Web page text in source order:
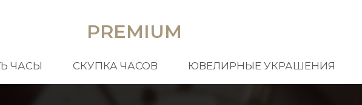
PREMIUM
ЧАСЫ СКУПКА ЧАСОВ ЮВЕЛИРНЫЕ УКРАШЕНИЯ